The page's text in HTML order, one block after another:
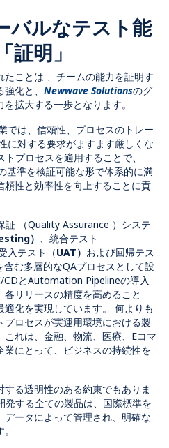
バルなテスト能
証明」
ことは 、チームの能力を証明す
強化と
Newwave Solutionsのグ
を拡大する一歩となります。
では、信頼性、プロセスのトレー
に対する要求がますます厳しくな
プロセスを適用することで、
基準を検証可能な形で体系的に満
性と効率性を向上することに貢
証 （Quality Assurance ） システ
）
統合テスト
入テスト（UAT） および回帰テス
含む多層的なQAプロセスとして設
CDとAutomation Pipelineの導入
リリースの精度を高めること
化を実現しています。 何よりも
ロセスが実運用環境における製
れは、金融、物流、医療、Eコマ
にとって、ビジネスの持続性を
る透明性のある約束でもありま
発する全ての製品は、国際標準を
ータによって管理され、明確な